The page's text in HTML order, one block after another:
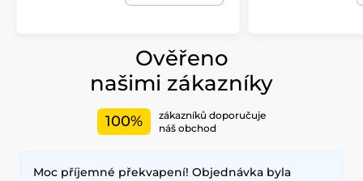
Ověřeno
našimi zákazníky
100%
zákazníků doporučuje
náš obchod
Moc příjemné překvapení! Objednávka byla